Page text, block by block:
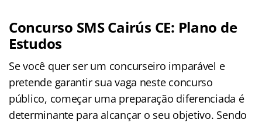
Concurso SMS Cairús CE: Plano de
Estudos
Se você quer ser um concurseiro imparável e
pretende garantir sua vaga neste concurso
público, começar uma preparação diferenciada é
determinante para alcançar o seu objetivo. Sendo